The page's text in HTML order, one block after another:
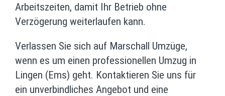
Arbeitszeiten, damit Ihr Betrieb ohne
Verzögerung weiterlaufen kann.
Verlassen Sie sich auf Marschall Umzüge,
wenn es um einen professionellen Umzug in
Lingen (Ems) geht. Kontaktieren Sie uns für
ein unverbindliches Angebot und eine